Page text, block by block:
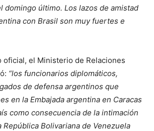
domingo último. Los lazos de amistad
con Brasil son muy fuertes e
oficial, el Ministerio de Relaciones
“los funcionarios diplomáticos,
de defensa argentinos que
en la Embajada argentina en Caracas
como consecuencia de la intimación
Bolivariana de Venezuela